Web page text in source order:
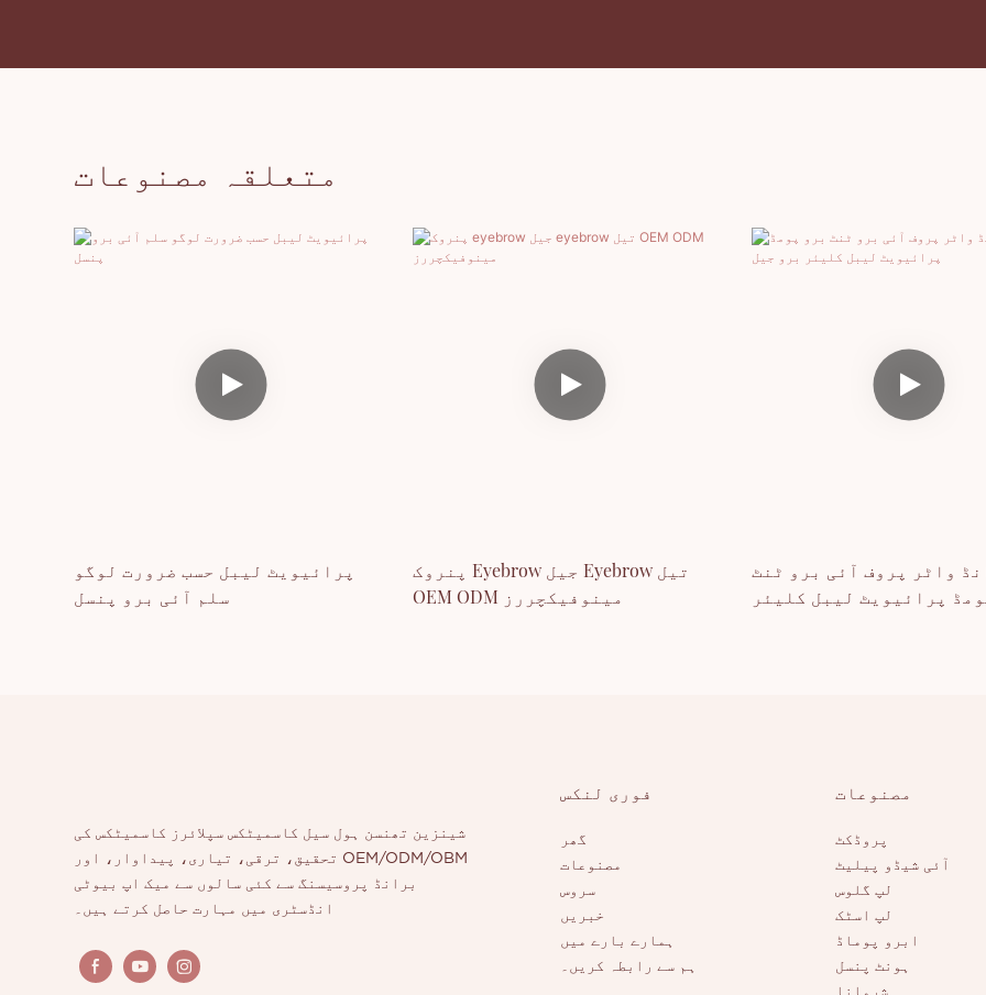
متعلقہ مصنوعات
پرائیویٹ لیبل حسب ضرورت لوگو
سلم آئی برو پنسل
پنروک Eyebrow جیل Eyebrow تیل
OEM ODM مینوفیکچررز
واٹر پروف آئی برو ٹنٹ
پرائیویٹ لیبل کلیئر
شینزین تھنسن ہول سیل کاسمیٹکس سپلائرز کاسمیٹکس کی
تحقیق، ترقی، تیاری، پیداوار، اور OEM/ODM/OBM
برانڈ پروسیسنگ سے کئی سالوں سے میک اپ بیوٹی
انڈسٹری میں مہارت حاصل کرتے ہیں۔
فوری لنکس
گھر
مصنوعات
سروس
خبریں
ہمارے بارے میں
ہم سے رابطہ کریں۔
مصنوعات
پروڈکٹ
آئی شیڈو پیلیٹ
لپ گلوس
لپ اسٹک
ابرو پوماڈ
ہونٹ پنسل
شرمانا